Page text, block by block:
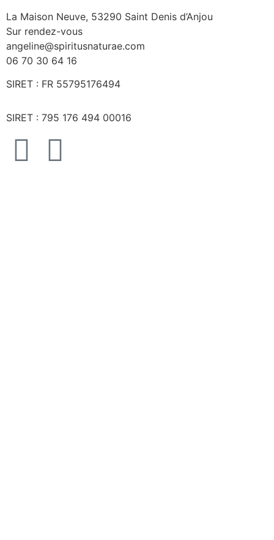
La Maison Neuve, 53290 Saint Denis d’Anjou
Sur rendez-vous
angeline@spiritusnaturae.com
06 70 30 64 16
SIRET : FR 55795176494
SIRET : 795 176 494 00016